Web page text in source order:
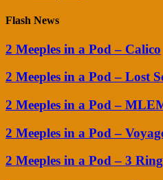
Flash News
2 Meeples in a Pod – Calico
2 Meeples in a Pod – Lost
2 Meeples in a Pod –
2 Meeples in a Pod –
2 Meeples in a Pod – 3